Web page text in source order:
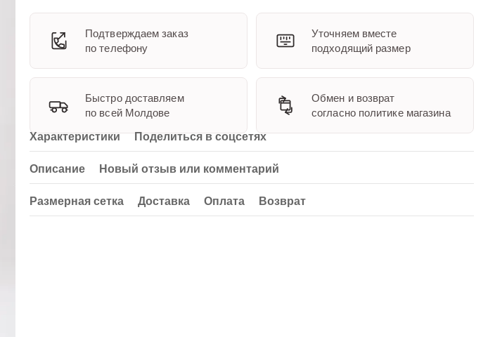
Подтверждаем заказ
по телефону
Уточняем вместе
подходящий размер
Быстро доставляем
по всей Молдове
Обмен и возврат
согласно политике магазина
Характеристики
Поделиться в соцсетях
Описание Новый отзыв или комментарий
Размерная сетка Доставка Оплата Возврат